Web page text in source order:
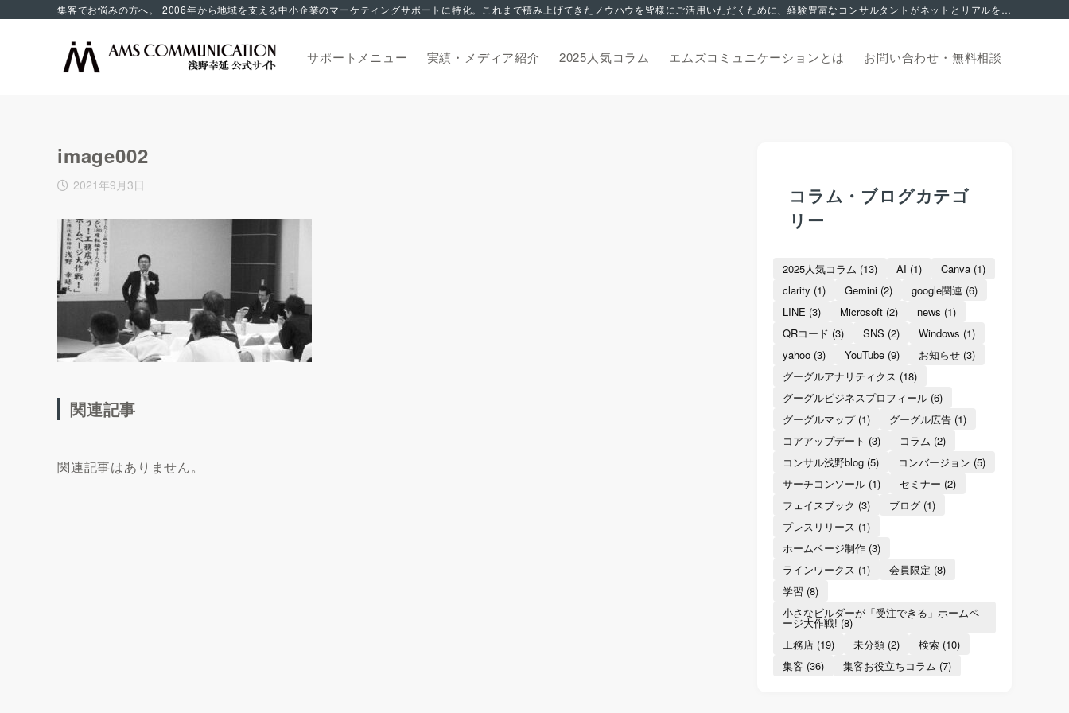
集客でお悩みの方へ。 2006年から地域を支える中小企業のマーケティングサポートに特化。これまで積み上げてきたノウハウを皆様にご活用いただくために、経験豊富なコンサルタントがネットとリアルを融合した独自の集客サポートでお応え致します。オンライン無料相談からお申込みいただけます。
サポートメニュー 実績・メディア紹介 2025人気コラム エムズコミュニケーションとは お問い合わせ・ 無料相談
image002
2021年9月3日
関連記事
関連記事はありません。
コラム・ブログカテゴ
リー
2025人気コラム (13) AI (1) Canva (1)
clarity (1) Gemini (2) google関連 (6)
LINE (3) Microsoft (2) news (1)
QRコード (3) SNS (2) Windows (1)
yahoo (3) YouTube (9) お知らせ (3)
グーグルアナリティクス (18)
グーグルビジネスプロフィール (6)
グーグルマップ(1) グーグル広告 (1)
コアアップデート (3) コラム (2)
コンサル浅野blog (5) コンバージョン (5)
サーチコンソール (1) セミナー (2)
フェイスブック (3) ブログ (1)
プレスリリース (1)
ホームページ制作 (3)
ラインワークス (1) 会員限定 (8)
学習 (8)
小さなビルダーが「受注できる」ホームペ
ージ大作戦!(8)
工務店 (19) 未分類 (2) 検索 (10)
集客 (36) 集客お役立ちコラム (7)